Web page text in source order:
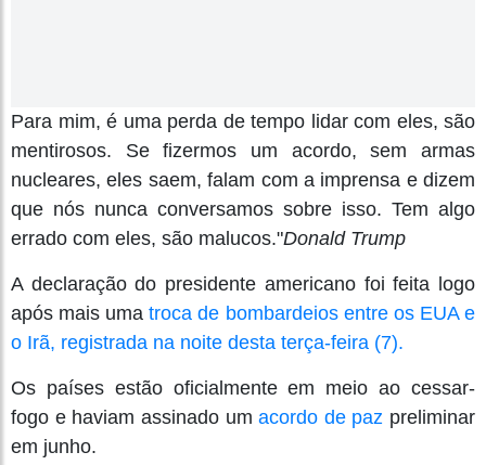
Para mim, é uma perda de tempo lidar com eles, são
mentirosos. Se fizermos um acordo, sem armas
nucleares, eles saem, falam com a imprensa e dizem
que nós nunca conversamos sobre isso. Tem algo
errado com eles, são malucos."Donald Trump
A declaração do presidente americano foi feita logo
após mais umatroca de bombardeios entre os EUA e
o Irã, registrada na noite desta terça-feira (7).
Os países estão oficialmente em meio ao cessar-
fogo e haviam assinado umacordo de paz preliminar
em junho.